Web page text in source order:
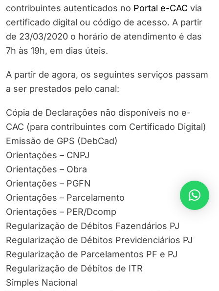
contribuintes autenticados no Portal e-CAC via
certificado digital ou código de acesso. A partir
de 23/03/2020 o horário de atendimento é das
7h às 19h, em dias úteis.
A partir de agora, os seguintes serviços passam
a ser prestados pelo canal:
Cópia de Declarações não disponíveis no e-
CAC (para contribuintes com Certificado Digital)
Emissão de GPS (DebCad)
Orientações – CNPJ
Orientações – Obra
Orientações – PGFN
Orientações – Parcelamento
Orientações – PER/Dcomp
Regularização de Débitos Fazendários PJ
Regularização de Débitos Previdenciários PJ
Regularização de Parcelamentos PF e PJ
Regularização de Débitos de ITR
Simples Nacional